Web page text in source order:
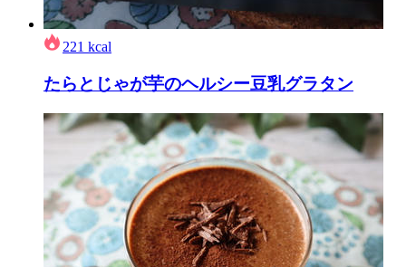
221 kcal
たらとじゃが芋のヘルシー豆乳グラタン